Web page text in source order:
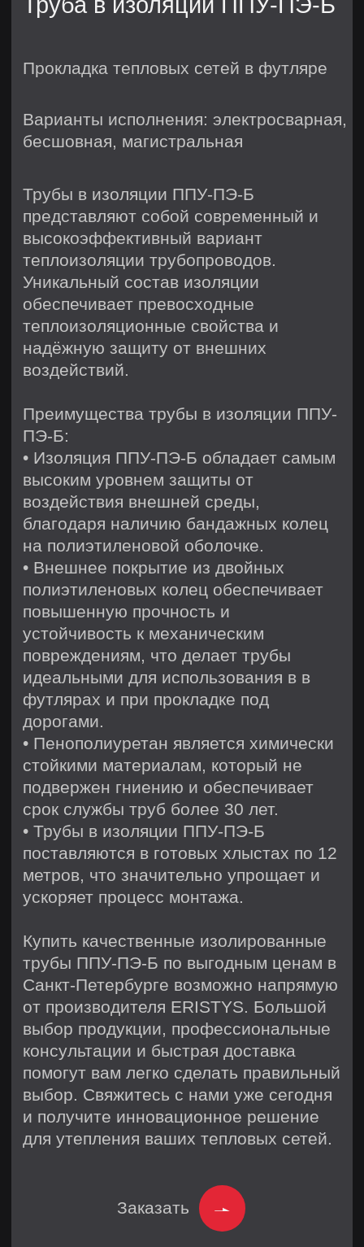
Заказать
на полиэтиленовой оболочке.
повышенную прочность и
устойчивость к механическим
идеальными для использования в в
футлярах и при прокладке под
дорогами.
подвержен гниению и обеспечивает
срок службы труб более 30 лет.
• Трубы в изоляции ППУ-ПЭ-Б
поставляются в готовых хлыстах по 12
метров, что значительно упрощает и
ускоряет процесс монтажа.
Купить качественные изолированные
трубы ППУ-ПЭ-Б по выгодным ценам в
Санкт-Петербурге возможно напрямую
от производителя ERISTYS. Большой
выбор продукции, профессиональные
консультации и быстрая доставка
выбор. Свяжитесь с нами уже сегодня
и получите инновационное решение
для утепления ваших тепловых сетей.
Наша продукция
Фасонные изделия в ППУ изоляции
Скользящие опоры
Комплекты заделки стыков
Подготовка сырья и входной
контроль
Отгрузка и доставка
Этапы производства
Сварка, сборка и ППУ
изоляция
Маркировка и контроль
качества